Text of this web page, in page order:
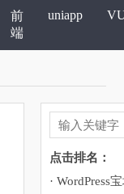
前
端
uniapp
点击排名：